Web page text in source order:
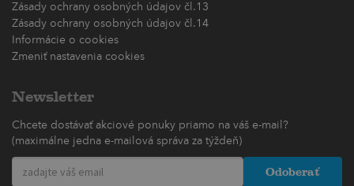
Zásady ochrany osobných údajov čl.13
Zásady ochrany osobných údajov čl.14
Informácie o cookies
Zmeniť nastavenia cookies
Newsletter
Chcete dostávať akciové ponuky priamo na váš e-mail?
(maximálne jedna e-mailová správa za týždeň)
Odoberať